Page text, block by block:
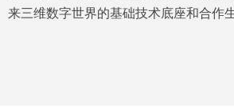
来三维数字世界的基础技术底座和合作生